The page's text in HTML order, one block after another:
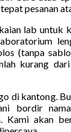
pesanan
lab untuk
(tanpa
kurang
di kantong.
bordir
Kami akan